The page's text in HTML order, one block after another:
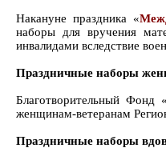
Накануне праздника «
наборы для вручения
инвалидами вследствие
Праздничные наборы
Благотворительный Фонд
женщинам-ветеранам
Праздничные наборы